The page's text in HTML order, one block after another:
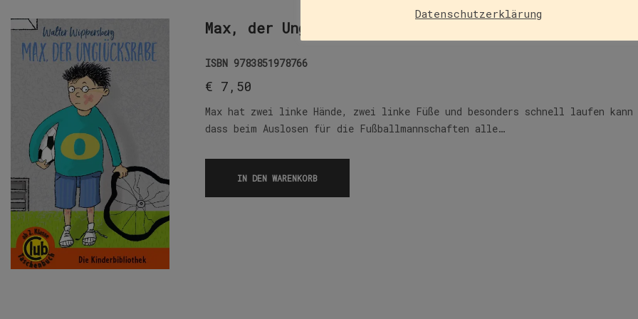
Max, der Unglücksrabe
ISBN 9783851978766
€ 7,50
Max hat zwei linke Hände, zwei linke Füße und besonders schnell laufen
dass beim Auslosen für die Fußballmannschaften alle…
IN DEN WARENKORB
Datenschutzerklärung